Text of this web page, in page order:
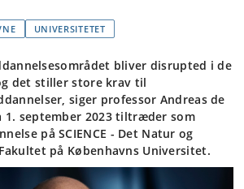
UNIVERSITETET
bliver disrupted i de
det stiller store krav til
siger professor Andreas de
1. september 2023 tiltræder som
på SCIENCE - Det Natur og
på Københavns Universitet.